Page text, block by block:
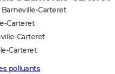
Carteret
Carteret
Carteret
Carteret
polluants